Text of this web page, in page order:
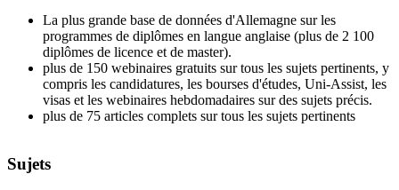
La plus grande base de données d'Allemagne sur les
programmes de diplômes en langue anglaise (plus de 2 100
diplômes de licence et de master).
plus de 150 webinaires gratuits sur tous les sujets pertinents, y
compris les candidatures, les bourses d'études, Uni-Assist, les
visas et les webinaires hebdomadaires sur des sujets précis.
plus de 75 articles complets sur tous les sujets pertinents
Sujets